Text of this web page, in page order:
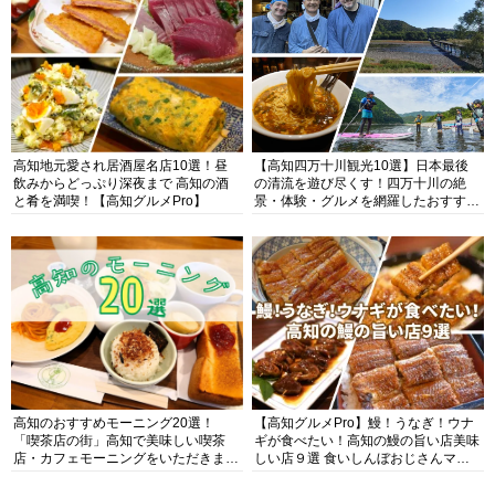
高知地元愛され居酒屋名店10選！昼
飲みからどっぷり深夜まで 高知の酒
と肴を満喫！【高知グルメPro】
【高知四万十川観光10選】日本最後
の清流を遊び尽くす！四万十川の絶
景・体験・グルメを網羅したおすすめ
高知のおすすめモーニング20選！
「喫茶店の街」高知で美味しい喫茶
店・カフェモーニングをいただきま
【高知グルメPro】鰻！うなぎ！ウナ
ギが食べたい！高知の鰻の旨い店美味
しい店９選 食いしんぼおじさんマッ